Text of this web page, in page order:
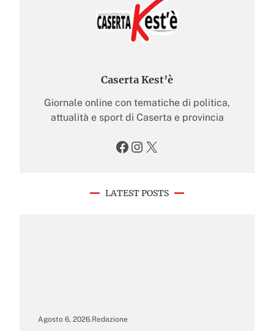
Caserta Kest’è
Giornale online con tematiche di politica,
attualità e sport di Caserta e provincia
Facebook Instagram X
LATEST POSTS
Agosto 6, 2026.Redazione